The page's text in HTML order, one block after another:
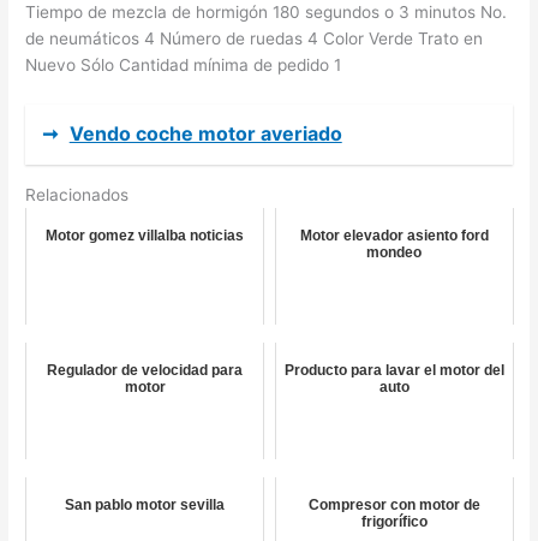
Tiempo de mezcla de hormigón 180 segundos o 3 minutos No.
de neumáticos 4 Número de ruedas 4 Color Verde Trato en
Nuevo Sólo Cantidad mínima de pedido 1
➞ Vendo coche motor averiado
Relacionados
Motor gomez villalba noticias
Motor elevador asiento ford
mondeo
Regulador de velocidad para
motor
Producto para lavar el motor del
auto
San pablo motor sevilla
Compresor con motor de
frigorífico